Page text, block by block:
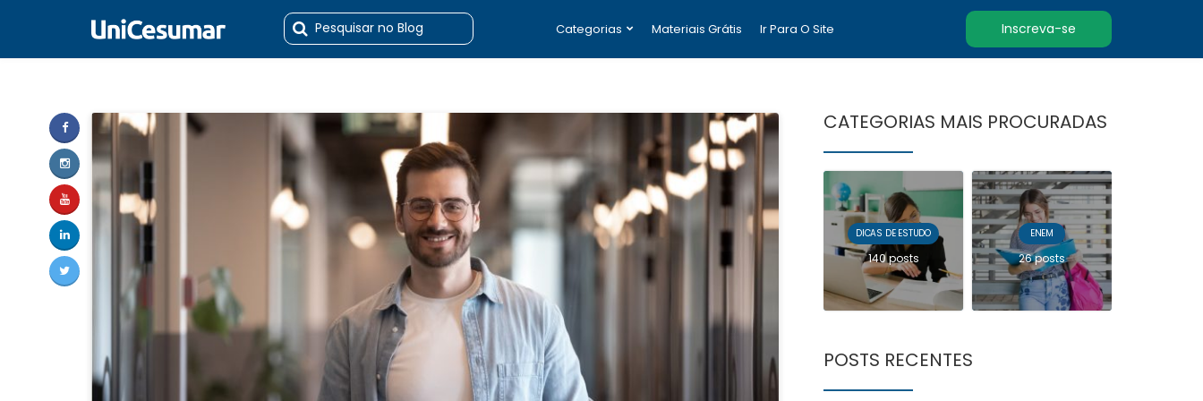
Categorias Materiais Grátis Ir Para O Site Inscreva-se
CATEGORIAS MAIS PROCURADAS
DICAS DE ESTUDO
140 posts
ENEM
26 posts
POSTS RECENTES